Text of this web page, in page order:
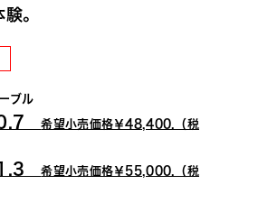
。
ブル
0.7 希望小売価格￥48,400.（税
1.3 希望小売価格￥55,000.（税